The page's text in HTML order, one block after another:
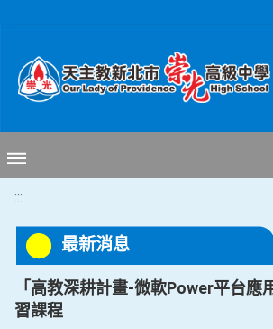
:::
最新消息
「高教深耕計畫-微軟Power平台應
習課程